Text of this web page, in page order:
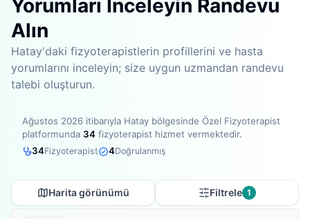
Yorumları İnceleyin Randevu
Alın
Hatay'daki fizyoterapistlerin profillerini ve hasta
yorumlarını inceleyin; size uygun uzmandan randevu
talebi oluşturun.
Ağustos 2026 itibarıyla Hatay bölgesinde Özel Fizyoterapist
platformunda 34 fizyoterapist hizmet vermektedir.
34Fizyoterapist 4Doğrulanmış
Harita görünümü Filtrele 1